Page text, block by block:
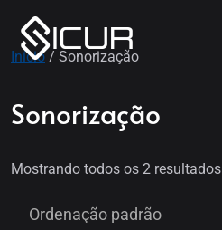
Início/ Sonorização
Sonorização
Mostrando todos os 2 resultados